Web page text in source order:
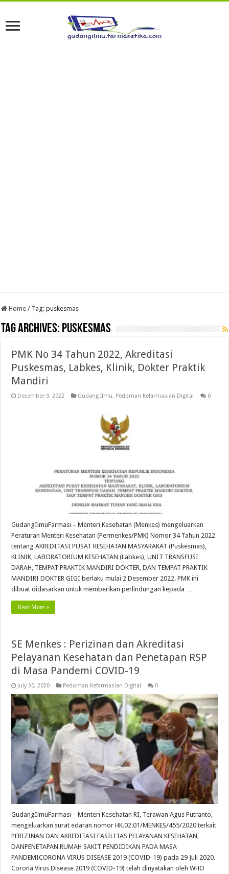
Home / Tag:puskesmas
Tag Archives: puskesmas
PMK No 34 Tahun 2022, Akreditasi
Puskesmas, Labkes, Klinik, Dokter Praktik
Mandiri
December 9, 2022 Gudang Ilmu, Pedoman Kefarmasian Digital 0
GudangIlmuFarmasi – Menteri Kesehatan (Menkes) mengeluarkan
Peraturan Menteri Kesehatan (Permenkes/PMK) Nomor 34 Tahun 2022
tentang AKREDITASI PUSAT KESEHATAN MASYARAKAT (Puskesmas),
KLINIK, LABORATORIUM KESEHATAN (Labkes), UNIT TRANSFUSI
DARAH, TEMPAT PRAKTIK MANDIRI DOKTER, DAN TEMPAT PRAKTIK
MANDIRI DOKTER GIGI berlaku mulai 2 Desember 2022. PMK ini
dibuat didasarkan untuk memberikan perlindungan kepada …
Read More »
SE Menkes : Perizinan dan Akreditasi
Pelayanan Kesehatan dan Penetapan RSP
di Masa Pandemi COVID-19
July 30, 2020 Pedoman Kefarmasian Digital 0
GudangIlmuFarmasi – Menteri Kesehatan RI, Terawan Agus Putranto,
mengeluarkan surat edaran nomor HK.02.01/MENKES/455/2020 terkait
PERIZINAN DAN AKREDITASI FASILITAS PELAYANAN KESEHATAN,
DANPENETAPAN RUMAH SAKIT PENDIDIKAN PADA MASA
PANDEMICORONA VIRUS DISEASE 2019 (COVID-19) pada 29 Juli 2020.
Corona Virus Disease 2019 (COVID-19) telah dinyatakan oleh WHO